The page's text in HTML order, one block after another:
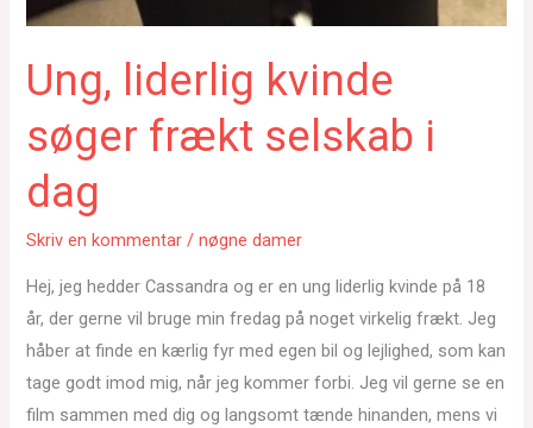
Ung, liderlig kvinde
søger frækt selskab i
dag
Skriv en kommentar /nøgne damer
Hej, jeg hedder Cassandra og er en ung liderlig kvinde på 18
år, der gerne vil bruge min fredag på noget virkelig frækt. Jeg
håber at finde en kærlig fyr med egen bil og lejlighed, som kan
tage godt imod mig, når jeg kommer forbi. Jeg vil gerne se en
film sammen med dig og langsomt tænde hinanden, mens vi